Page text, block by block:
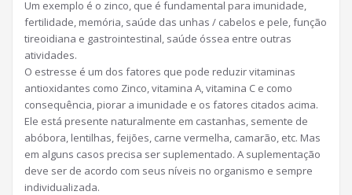
Um exemplo é o zinco, que é fundamental para imunidade,
fertilidade, memória, saúde das unhas / cabelos e pele, função
tireoidiana e gastrointestinal, saúde óssea entre outras
atividades.
O estresse é um dos fatores que pode reduzir vitaminas
antioxidantes como Zinco, vitamina A, vitamina C e como
consequência, piorar a imunidade e os fatores citados acima.
Ele está presente naturalmente em castanhas, semente de
abóbora, lentilhas, feijões, carne vermelha, camarão, etc. Mas
em alguns casos precisa ser suplementado. A suplementação
deve ser de acordo com seus níveis no organismo e sempre
individualizada.